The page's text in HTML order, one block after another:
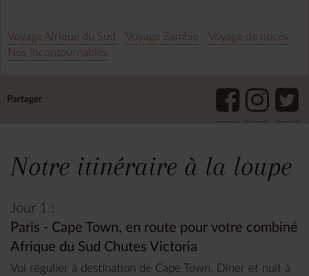
Voyage Afrique du Sud Voyage Zambie
Voyage de noces
Nos incontournables
Partager
Notre itinéraire à la loupe
Jour 1 :
Paris - Cape Town, en route pour votre combiné
Afrique du Sud Chutes Victoria
Vol régulier à destination de Cape Town. Dîner et nuit à